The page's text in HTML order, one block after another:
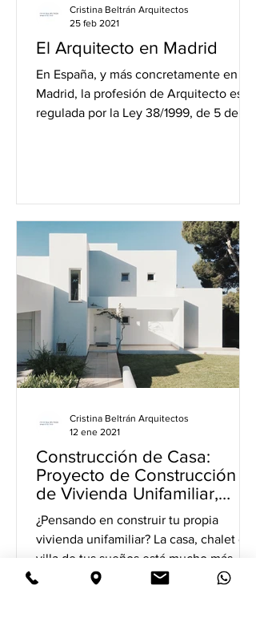
El Arquitecto en Madrid
En España, y más concretamente en
Madrid, la profesión de Arquitecto está
regulada por la Ley 38/1999, de 5 de
Cristina Beltrán Arquitectos
25 feb 2021
Construcción de Casa:
Proyecto de Construcción
de Vivienda Unifamiliar,
Chalet o Villa
¿Pensando en construir tu propia
vivienda unifamiliar? La casa, chalet o
villa de tus sueños está mucho más
cerca de lo que te imaginas y...
Cristina Beltrán Arquitectos
12 ene 2021